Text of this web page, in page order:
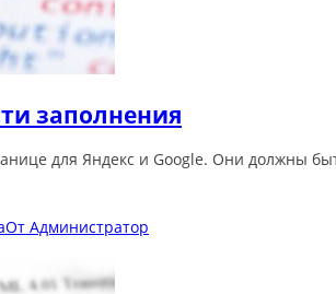
заполнения
для Яндекс и Google. Они должны
От Администратор